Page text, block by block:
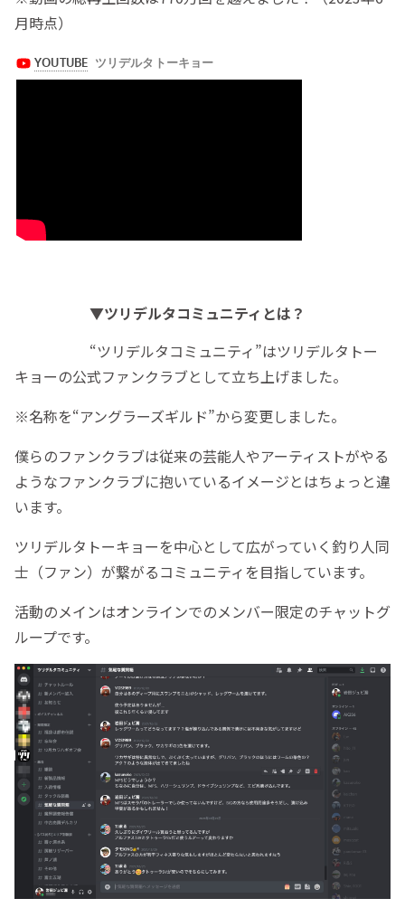
月時点）
▼ツリデルタコミュニティとは？
“ツリデルタコミュニティ”はツリデルタトー
キョーの公式ファンクラブとして立ち上げました。
※名称を“アングラーズギルド”から変更しました。
僕らのファンクラブは従来の芸能人やアーティストがやる
ようなファンクラブに抱いているイメージとはちょっと違
います。
ツリデルタトーキョーを中心として広がっていく釣り人同
士（ファン）が繋がるコミュニティを目指しています。
活動のメインはオンラインでのメンバー限定のチャットグ
ループです。